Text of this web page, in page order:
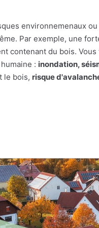
environnemenaux
Par exemple, une
contenant du bois.
: inondation,
le bois, risque